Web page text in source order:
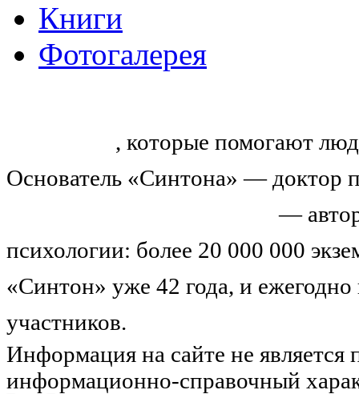
Книги
Фотогалерея
, которые помогают
Основатель «Синтона» — доктор
—
психологии: более 20 000 000
«Синтон» уже 42 года, и
участников.
Информация на сайте не
информационно-справочный